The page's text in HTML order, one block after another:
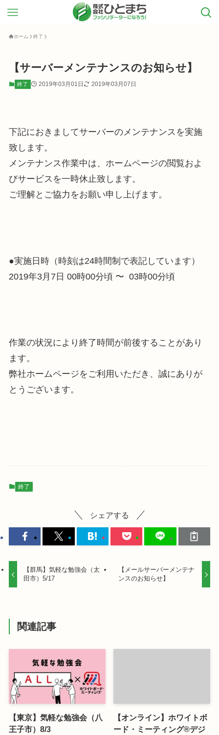
ホーム 終了
【サーバーメンテナンスのお知らせ】
終了 2019年03月01日 2019年03月07日
下記におきましてサーバーのメンテナンスを実施
致します。
メンテナンス作業中は、ホームページの閲覧およ
びサービスを一時休止致します。
ご理解とご協力をお願い申し上げます。
●実施日時（時刻は24時間制で表記しています）
2019年3月7日 00時00分頃 〜 03時00分頃
作業の状況により終了時間が前後することがあり
ます。
弊社ホームページをご利用いただき、誠にありが
とうございます。
終了
シェアする
【群馬】気軽な勉強会（太
田市）5/17
【メールサーバーメンテナ
ンスのお知らせ】
関連記事
【東京】気軽な勉強会（八
王子市）8/3
【オンライン】ホワイトボ
ード・ミーティング®デジ